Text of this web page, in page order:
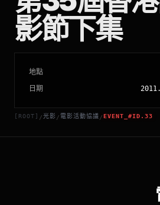
[ROOT] /光影 /電影活動協議 /EVENT_#ID.33
影節下集
地點
日期